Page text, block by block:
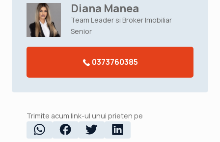
Diana Manea
Team Leader si Broker Imobiliar
Senior
0373760385
Trimite acum link-ul unui prieten pe